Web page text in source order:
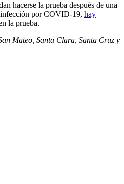
hacerse la prueba después de una
infección por COVID-19, hay
la prueba.
Mateo, Santa Clara, Santa Cruz y